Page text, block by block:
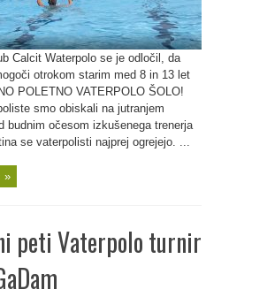
Calcit Waterpolo se je odločil, da
otrokom starim med 8 in 13 let
POLETNO VATERPOLO ŠOLO!
smo obiskali na jutranjem
budnim očesom izkušenega trenerja
se vaterpolisti najprej ogrejejo. ...
»
peti Vaterpolo turnir